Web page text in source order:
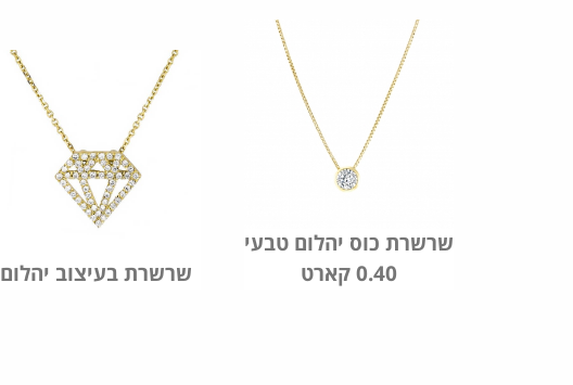
שרשרת בעיצוב יהלום
שרשרת כוס יהלום טבעי
0.40 קארט